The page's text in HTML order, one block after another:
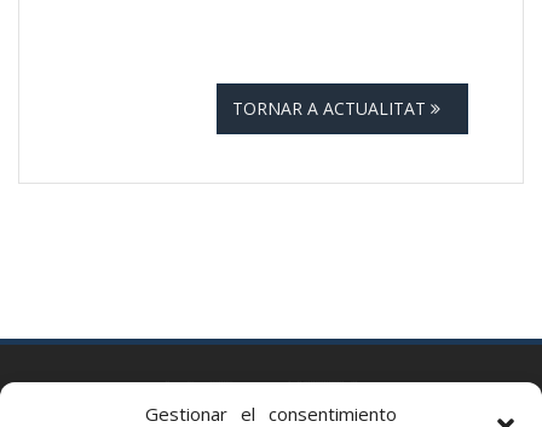
Gestionar el consentimiento
TORNAR A ACTUALITAT